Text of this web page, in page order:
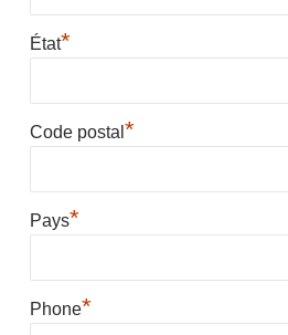
État*
Code postal *
Pays*
Phone*